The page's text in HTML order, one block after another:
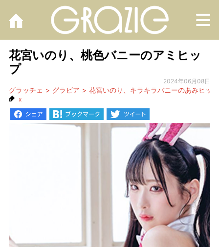
花宮いのり、桃色バニーのアミヒッ
プ
2024年06月08日
グラッチェ グラビア 花宮いのり、キラキラバニーのあみヒップ
x